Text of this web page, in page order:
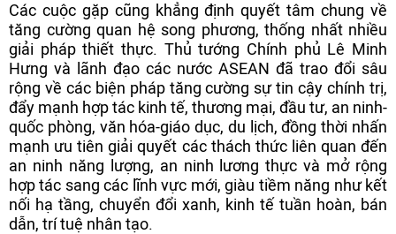
Các cuộc gặp cũng khẳng định quyết tâm chung về
tăng cường quan hệ song phương, thống nhất nhiều
giải pháp thiết thực. Thủ tướng Chính phủ Lê Minh
Hưng và lãnh đạo các nước ASEAN đã trao đổi sâu
rộng về các biện pháp tăng cường sự tin cậy chính trị,
đẩy mạnh hợp tác kinh tế, thương mại, đầu tư, an ninh-
quốc phòng, văn hóa-giáo dục, du lịch, đồng thời nhấn
mạnh ưu tiên giải quyết các thách thức liên quan đến
an ninh năng lượng, an ninh lương thực và mở rộng
hợp tác sang các lĩnh vực mới, giàu tiềm năng như kết
nối hạ tầng, chuyển đổi xanh, kinh tế tuần hoàn, bán
dẫn, trí tuệ nhân tạo.